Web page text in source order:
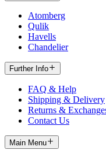
Atomberg
Qulik
Havells
Chandelier
Further Info
FAQ & Help
Shipping & Delivery
Returns &
Contact Us
Main Menu